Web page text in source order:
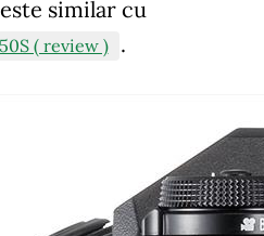
similar cu
( review ) .